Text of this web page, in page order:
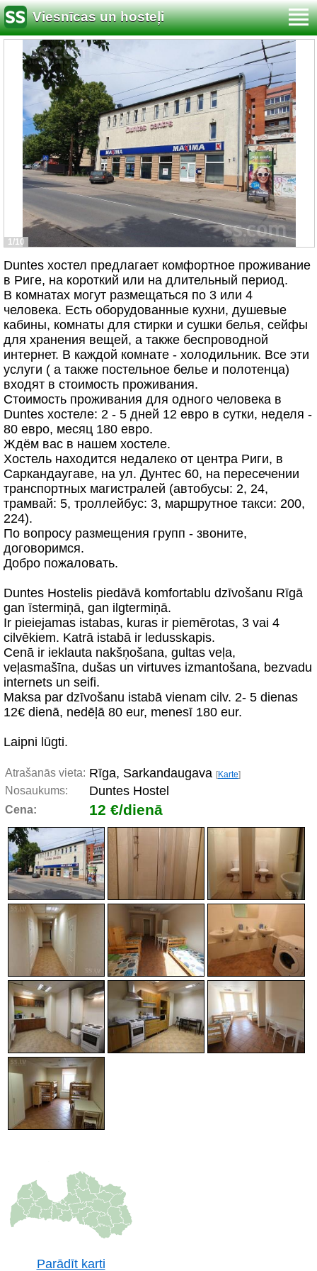
Viesnīcas un hosteļi
1/10
Duntes хостел предлагает комфортное проживание
в Риге, на короткий или на длительный период.
В комнатах могут размещаться по 3 или 4
человека. Есть оборудованные кухни, душевые
кабины, комнаты для стирки и сушки белья, сейфы
для хранения вещей, а также беспроводной
интернет. В каждой комнате - холодильник. Все эти
услуги ( а также постельное белье и полотенца)
входят в стоимость проживания.
Стоимость проживания для одного человека в
Duntes хостеле: 2 - 5 дней 12 евро в сутки, неделя -
80 евро, месяц 180 евро.
Ждём вас в нашем хостеле.
Хостель находится недалеко от центра Риги, в
Саркандаугаве, на ул. Дунтес 60, на пересечении
транспортных магистралей (автобусы: 2, 24,
трамвай: 5, троллейбус: 3, маршрутное такси: 200,
224).
По вопросу размещения групп - звоните,
договоримся.
Добро пожаловать.
Duntes Hostelis piedāvā komfortablu dzīvošanu Rīgā
gan īstermiņā, gan ilgtermiņā.
Ir pieiejamas istabas, kuras ir piemērotas, 3 vai 4
cilvēkiem. Katrā istabā ir ledusskapis.
Cenā ir ieklauta nakšņošana, gultas veļa,
veļasmašīna, dušas un virtuves izmantošana, bezvadu
internets un seifi.
Maksa par dzīvošanu istabā vienam cilv. 2- 5 dienas
12€ dienā, nedēļā 80 eur, menesī 180 eur.
Laipni lūgti.
Atrašanās vieta: Rīga, Sarkandaugava [Karte]
Nosaukums: Duntes Hostel
Cena: 12 €/dienā
Parādīt karti